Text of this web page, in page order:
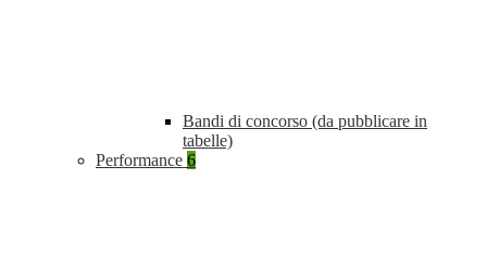
Bandi di concorso (da pubblicare in
tabelle)
Performance 6